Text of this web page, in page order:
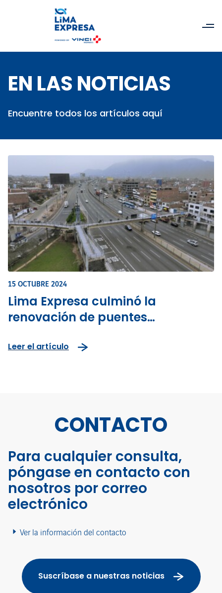
EN LAS NOTICIAS
Encuentre todos los artículos aquí
15 OCTUBRE 2024
Lima Expresa culminó la
renovación de puentes
Evitamiento - Business
Leer el artículo
CONTACTO
Para cualquier consulta,
póngase en contacto con
nosotros por correo
electrónico
Ver la información del contacto
Suscríbase a nuestras noticias